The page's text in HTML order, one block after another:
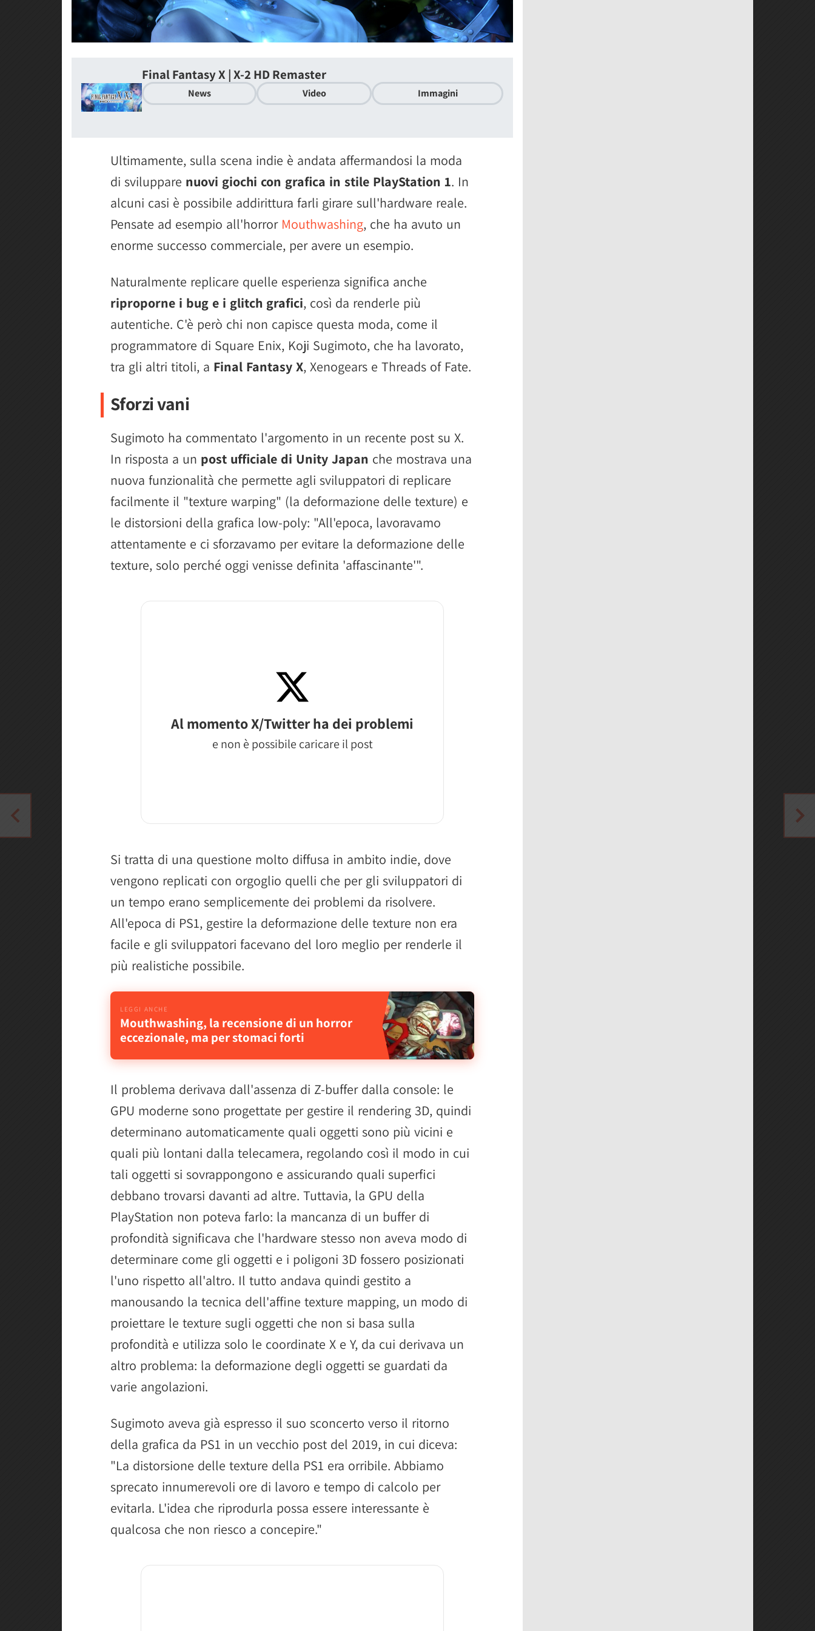
Final Fantasy X | X-2 HD Remaster
News Video Immagini
Ultimamente, sulla scena indie è andata affermandosi la moda
di sviluppare nuovi giochi con grafica in stile PlayStation 1. In
alcuni casi è possibile addirittura farli girare sull'hardware reale.
Pensate ad esempio all'horror Mouthwashing, che ha avuto un
enorme successo commerciale, per avere un esempio.
Naturalmente replicare quelle esperienza significa anche
riproporne i bug e i glitch grafici, così da renderle più
autentiche. C'è però chi non capisce questa moda, come il
programmatore di Square Enix, Koji Sugimoto, che ha lavorato,
tra gli altri titoli, a Final Fantasy X, Xenogears e Threads of Fate.
Sforzi vani
Sugimoto ha commentato l'argomento in un recente post su X.
In risposta a un post ufficiale di Unity Japan che mostrava una
nuova funzionalità che permette agli sviluppatori di replicare
facilmente il "texture warping" (la deformazione delle texture) e
le distorsioni della grafica low-poly: "All'epoca, lavoravamo
attentamente e ci sforzavamo per evitare la deformazione delle
texture, solo perché oggi venisse definita 'affascinante'".
Al momento X/Twitter ha dei problemi
e non è possibile caricare il post
Si tratta di una questione molto diffusa in ambito indie, dove
vengono replicati con orgoglio quelli che per gli sviluppatori di
un tempo erano semplicemente dei problemi da risolvere.
All'epoca di PS1, gestire la deformazione delle texture non era
facile e gli sviluppatori facevano del loro meglio per renderle il
più realistiche possibile.
Mouthwashing, la recensione di un horror
eccezionale, ma per stomaci forti
Il problema derivava dall'assenza di Z-buffer dalla console: le
GPU moderne sono progettate per gestire il rendering 3D, quindi
determinano automaticamente quali oggetti sono più vicini e
quali più lontani dalla telecamera, regolando così il modo in cui
tali oggetti si sovrappongono e assicurando quali superfici
debbano trovarsi davanti ad altre. Tuttavia, la GPU della
PlayStation non poteva farlo: la mancanza di un buffer di
profondità significava che l'hardware stesso non aveva modo di
determinare come gli oggetti e i poligoni 3D fossero posizionati
l'uno rispetto all'altro. Il tutto andava quindi gestito a
manousando la tecnica dell'affine texture mapping, un modo di
proiettare le texture sugli oggetti che non si basa sulla
profondità e utilizza solo le coordinate X e Y, da cui derivava un
altro problema: la deformazione degli oggetti se guardati da
varie angolazioni.
Sugimoto aveva già espresso il suo sconcerto verso il ritorno
della grafica da PS1 in un vecchio post del 2019, in cui diceva:
"La distorsione delle texture della PS1 era orribile. Abbiamo
sprecato innumerevoli ore di lavoro e tempo di calcolo per
evitarla. L'idea che riprodurla possa essere interessante è
qualcosa che non riesco a concepire."